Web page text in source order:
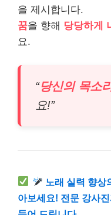
을 제시합니다.
꿈을 향해 당당하게
요.
“당신의 목소
요!”
노래 실력 향상
아보세요! 전문 강사